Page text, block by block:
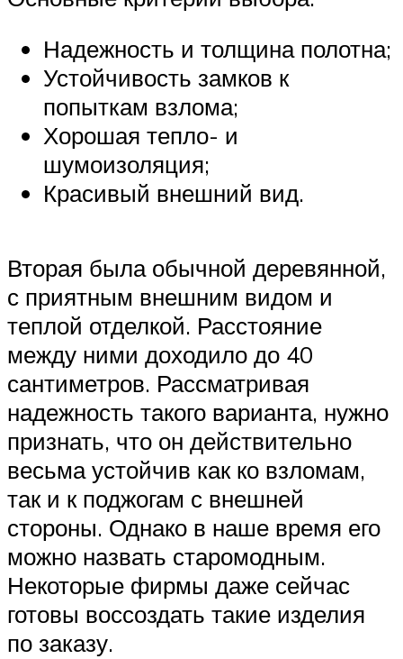
Надежность и толщина полотна;
Устойчивость замков к
попыткам взлома;
Хорошая тепло- и
шумоизоляция;
Красивый внешний вид.
Вторая была обычной деревянной,
с приятным внешним видом и
теплой отделкой. Расстояние
между ними доходило до 40
сантиметров. Рассматривая
надежность такого варианта, нужно
признать, что он действительно
весьма устойчив как ко взломам,
так и к поджогам с внешней
стороны. Однако в наше время его
можно назвать старомодным.
Некоторые фирмы даже сейчас
готовы воссоздать такие изделия
по заказу.